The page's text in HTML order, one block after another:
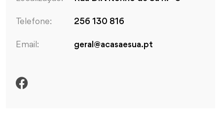
Telefone: 256 130 816
Email: geral@acasaesua.pt